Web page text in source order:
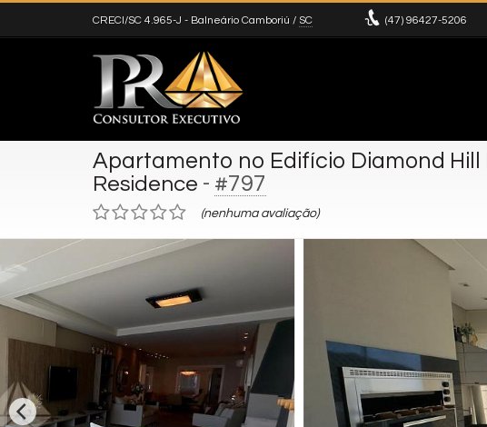
CRECI/SC 4.965-J - Balneário Camboriú / SC (47) 96427-5206
Apartamento no Edifício Diamond Hill
Residence - #797
(nenhuma avaliação)